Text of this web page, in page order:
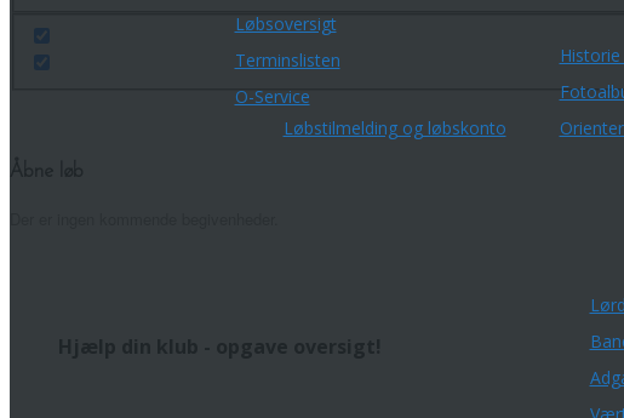
Løbsoversigt
Terminslisten
O-Service
Løbstilmelding og løbskonto